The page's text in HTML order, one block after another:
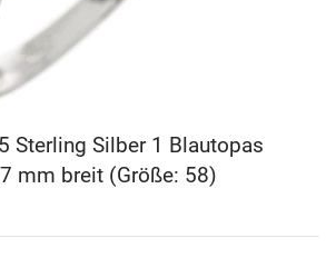
Sterling Silber 1 Blautopas
mm breit (Größe: 58)